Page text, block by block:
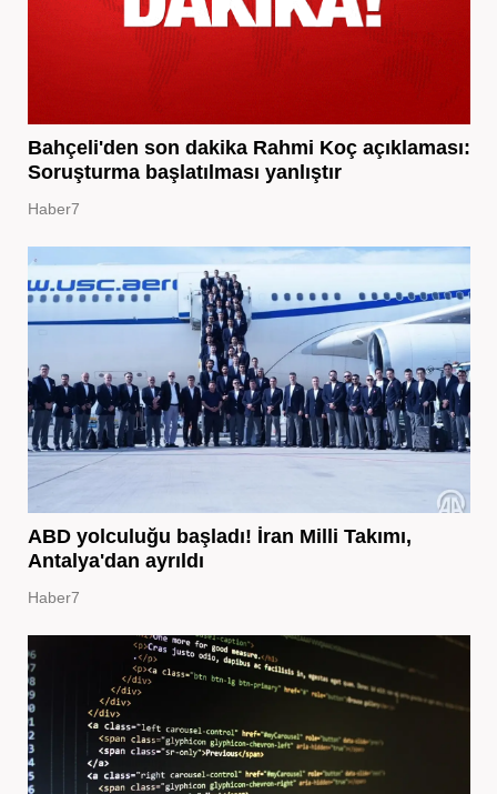
Bahçeli'den son dakika Rahmi Koç açıklaması:
Soruşturma başlatılması yanlıştır
Haber7
ABD yolculuğu başladı! İran Milli Takımı,
Antalya'dan ayrıldı
Haber7